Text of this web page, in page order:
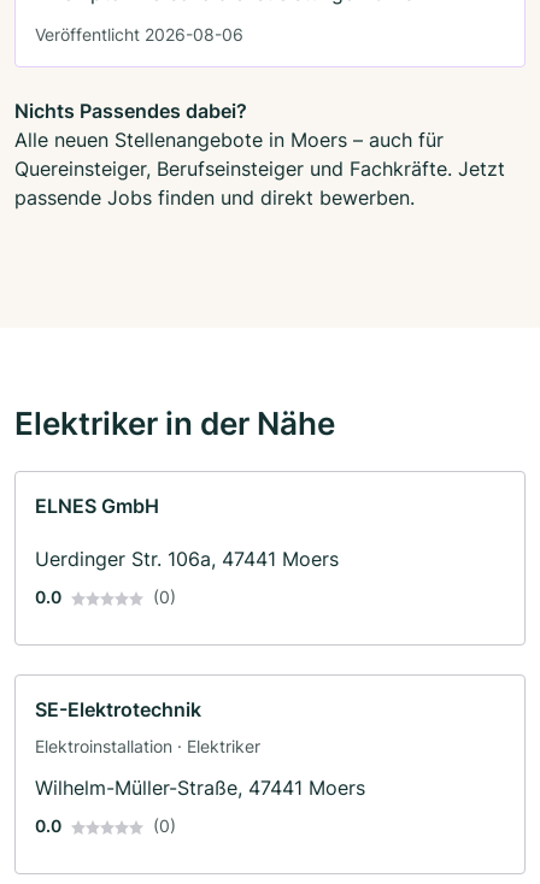
Veröffentlicht 2026-08-06
Nichts Passendes dabei?
Alle neuen Stellenangebote in Moers – auch für
Quereinsteiger, Berufseinsteiger und Fachkräfte. Jetzt
passende Jobs finden und direkt bewerben.
Elektriker in der Nähe
ELNES GmbH
Uerdinger Str. 106a, 47441 Moers
0.0 (0)
SE-Elektrotechnik
Elektroinstallation · Elektriker
Wilhelm-Müller-Straße, 47441 Moers
0.0 (0)